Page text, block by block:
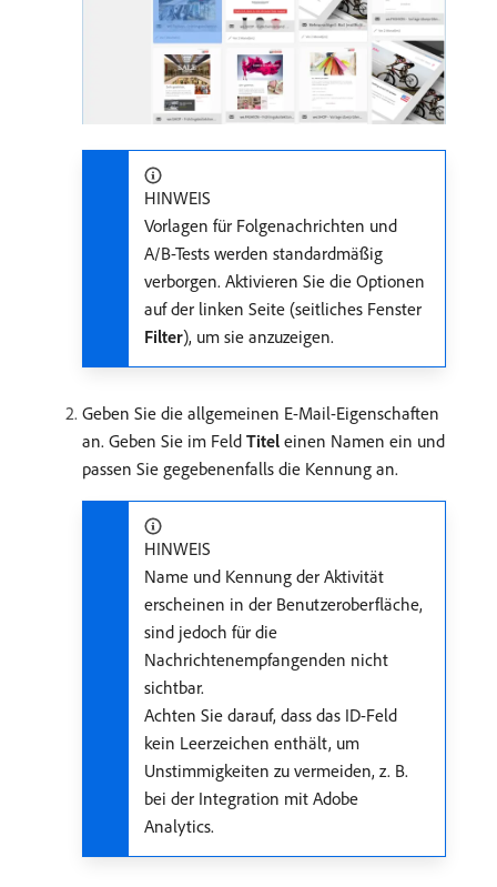
HINWEIS
Vorlagen für Folgenachrichten und
A/B-Tests werden standardmäßig
verborgen. Aktivieren Sie die Optionen
auf der linken Seite (seitliches Fenster
Filter), um sie anzuzeigen.
Geben Sie die allgemeinen E-Mail-Eigenschaften
an. Geben Sie im Feld Titel einen Namen ein und
passen Sie gegebenenfalls die Kennung an.
HINWEIS
Name und Kennung der Aktivität
erscheinen in der Benutzeroberfläche,
sind jedoch für die
Nachrichtenempfangenden nicht
sichtbar.
Achten Sie darauf, dass das ID-Feld
kein Leerzeichen enthält, um
Unstimmigkeiten zu vermeiden, z. B.
bei der Integration mit Adobe
Analytics.